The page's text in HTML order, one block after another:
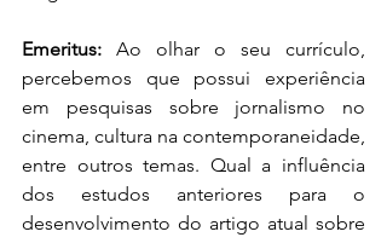
Emeritus: Ao olhar o seu currículo,
percebemos que possui experiência
em pesquisas sobre jornalismo no
cinema, cultura na contemporaneidade,
entre outros temas. Qual a influência
dos estudos anteriores para o
desenvolvimento do artigo atual sobre